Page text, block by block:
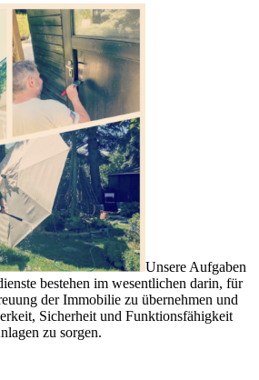
Unsere Aufgaben
bestehen im wesentlichen darin, für
der Immobilie zu übernehmen und
Sicherheit und Funktionsfähigkeit
zu sorgen.